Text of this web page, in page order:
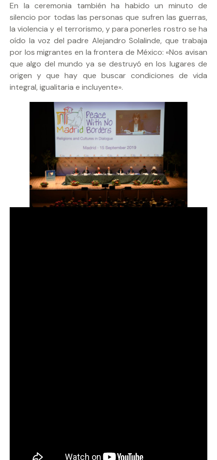
En la ceremonia también ha habido un minuto de
silencio por todas las personas que sufren las guerras,
la violencia y el terrorismo, y para ponerles rostro se ha
oído la voz del padre Alejandro Solalinde, que trabaja
por los migrantes en la frontera de México: «Nos avisan
que algo del mundo ya se destruyó en los lugares de
origen y que hay que buscar condiciones de vida
integral, igualitaria e incluyente».